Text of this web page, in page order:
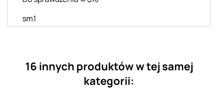
sm1
16 innych produktów w tej samej
kategorii: